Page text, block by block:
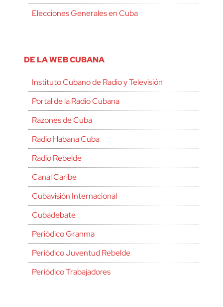
Elecciones Generales en Cuba
DE LA WEB CUBANA
Instituto Cubano de Radio y Televisión
Portal de la Radio Cubana
Razones de Cuba
Radio Habana Cuba
Radio Rebelde
Canal Caribe
Cubavisión Internacional
Cubadebate
Periódico Granma
Periódico Juventud Rebelde
Periódico Trabajadores